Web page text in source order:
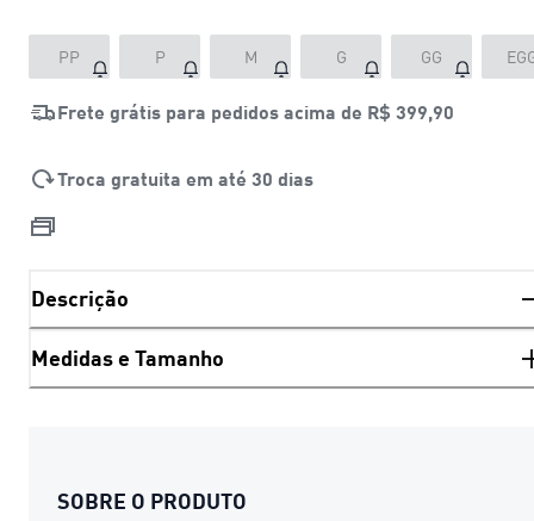
PP P M G GG
Frete grátis para pedidos acima de R$ 399,90
Troca gratuita em até 30 dias
Descrição
Medidas e Tamanho
SOBRE O PRODUTO